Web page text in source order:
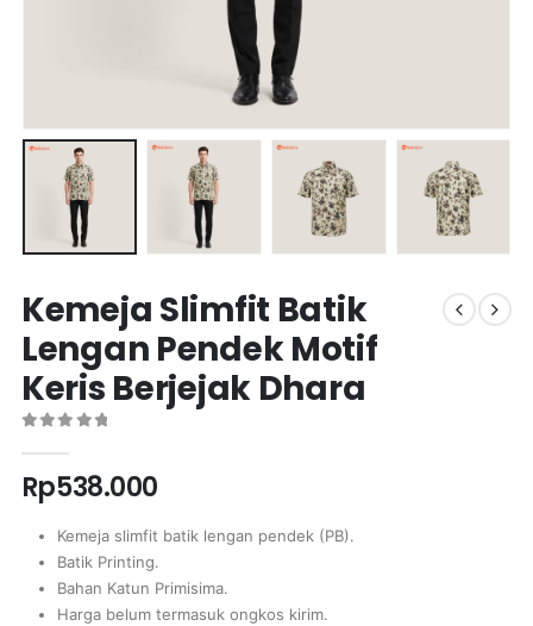
Kemeja Slimfit Batik
Lengan Pendek Motif
Keris Berjejak Dhara
Rp538.000
Kemeja slimfit batik lengan pendek (PB).
Batik Printing.
Bahan Katun Primisima.
Harga belum termasuk ongkos kirim.